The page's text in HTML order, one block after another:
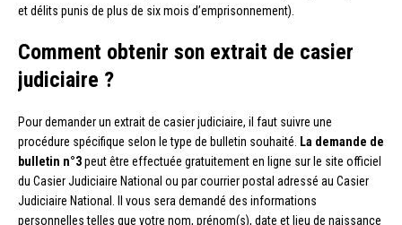
et délits punis de plus de six mois d’emprisonnement).
Comment obtenir son extrait de casier
judiciaire ?
Pour demander un extrait de casier judiciaire, il faut suivre une
procédure spécifique selon le type de bulletin souhaité. La demande de
bulletin n°3peut être effectuée gratuitement en ligne sur le site officiel
du Casier Judiciaire National ou par courrier postal adressé au Casier
Judiciaire National. Il vous sera demandé des informations
personnelles telles que votre nom, prénom(s), date et lieu de naissance